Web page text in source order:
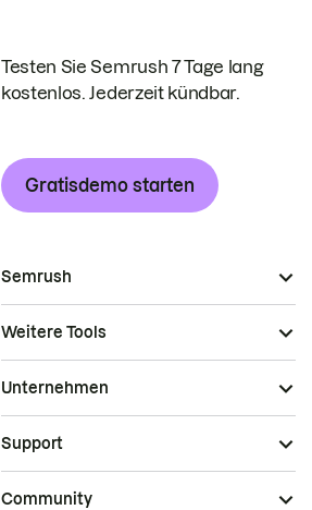
Testen Sie Semrush 7 Tage lang
kostenlos. Jederzeit kündbar.
Gratisdemo starten
Semrush
Weitere Tools
Unternehmen
Support
Community